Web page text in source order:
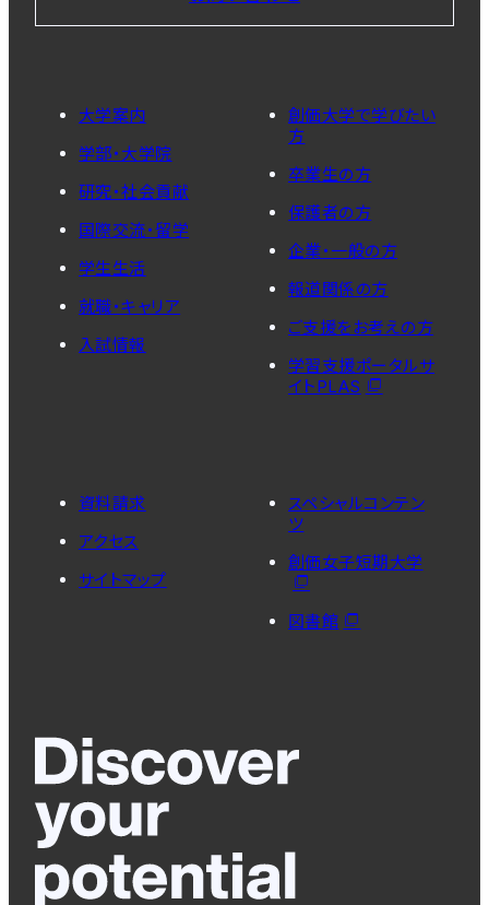
大学案内
学部・大学院
研究・社会貢献
国際交流・留学
学生生活
就職・キャリア
入試情報
創価大学で学びたい
方
卒業生の方
保護者の方
企業・一般の方
報道関係の方
ご支援をお考えの方
学習支援ポータルサ
イトPLAS
資料請求
アクセス
サイトマップ
スペシャルコンテン
ツ
創価女子短期大学
図書館